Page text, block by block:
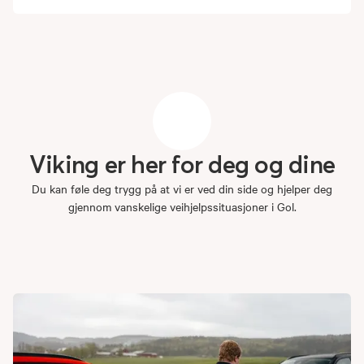
Viking er herfordeg og dine
Du kan føle deg trygg på at vi er ved din side og hjelper deg
gjennom vanskelige veihjelpssituasjoner i Gol.